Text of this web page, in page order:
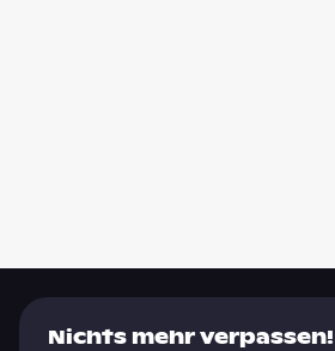
Nichts mehr verpassen!